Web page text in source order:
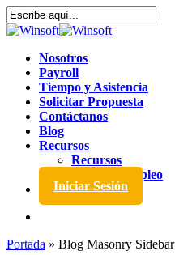
Nosotros
Payroll
Tiempo y Asistencia
Solicitar Propuesta
Contáctanos
Blog
Recursos
Recursos
Bolsa de Empleo
Iniciar Sesión
Portada » Blog Masonry Sidebar